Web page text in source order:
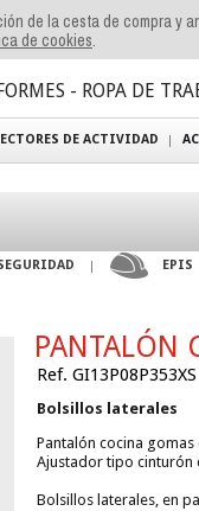
de la cesta de compra y
de cookies.
- ROPA DE
DE ACTIVIDAD
EPIS
PANTALÓN
Ref. GI13P08P353XS
Bolsillos laterales
Pantalón cocina gomas
Ajustador tipo cinturón
Bolsillos laterales, en